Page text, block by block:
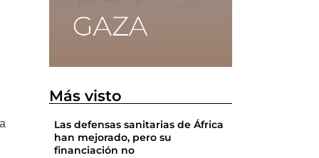
Más visto
Las defensas sanitarias de África
han mejorado, pero su
financiación no